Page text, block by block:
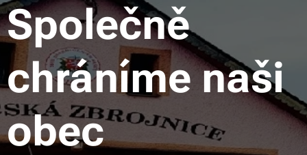
Společně
chráníme naši
obec